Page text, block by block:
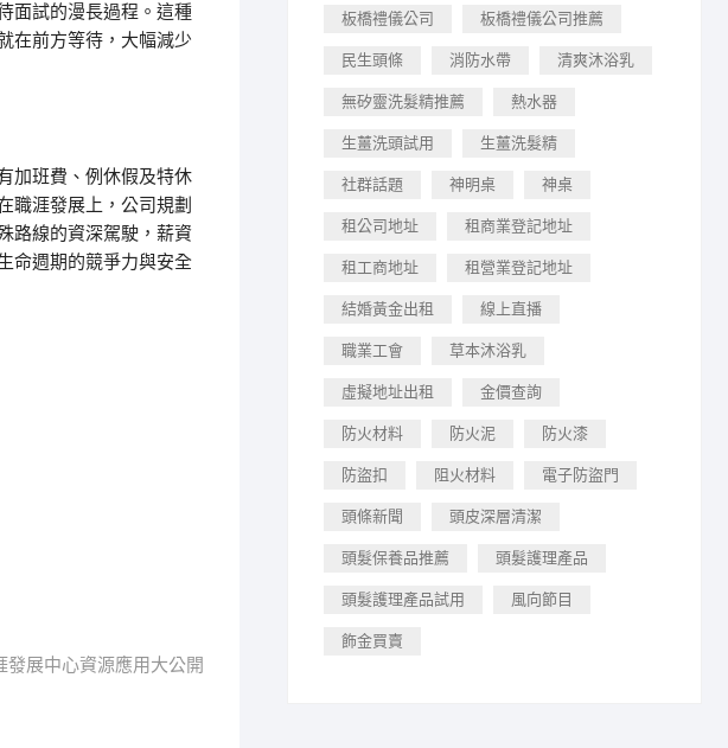
面試的漫長過程。這種
在前方等待，大幅減少
加班費、例休假及特休
職涯發展上，公司規劃
路線的資深駕駛，薪資
命週期的競爭力與安全
發展中心資源應用大公開
板橋禮儀公司 板橋禮儀公司推薦
民生頭條 消防水帶 清爽沐浴乳
無矽靈洗髮精推薦 熱水器
生薑洗頭試用 生薑洗髮精
社群話題 神明桌 神桌
租公司地址 租商業登記地址
租工商地址 租營業登記地址
結婚黃金出租 線上直播
職業工會 草本沐浴乳
虛擬地址出租 金價查詢
防火材料 防火泥 防火漆
防盜扣 阻火材料 電子防盜門
頭條新聞 頭皮深層清潔
頭髮保養品推薦 頭髮護理產品
頭髮護理產品試用 風向節目
飾金買賣